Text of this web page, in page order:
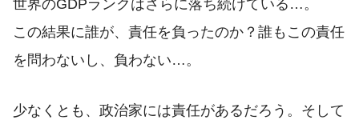
世界のGDPランクはさらに落ち続けている…。
この結果に誰が、責任を負ったのか？誰もこの責任
を問わないし、負わない…。
少なくとも、政治家には責任があるだろう。そして